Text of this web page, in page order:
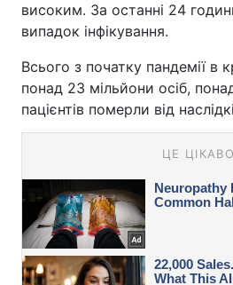
високим. За останні 24
випадок інфікування.
Всього з початку пандемії в
понад 23 мільйони осіб,
пацієнтів померли від